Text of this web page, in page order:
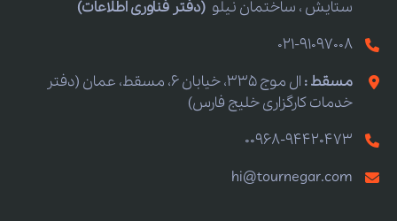
ستایش ، ساختمان نیلو (دفتر فناوری اطلاعات)
021-91097008
مسقط :
ال موج 335، خیابان 6، مسقط، عمان (دفتر
خدمات کارگزاری خلیج فارس)
00968-94420473
hi@tournegar.com